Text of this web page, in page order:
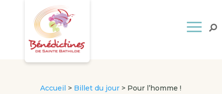
Accueil > Billet du jour > Pour l’homme !